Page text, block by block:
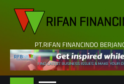
content
PT.RIFAN FINANCINDO